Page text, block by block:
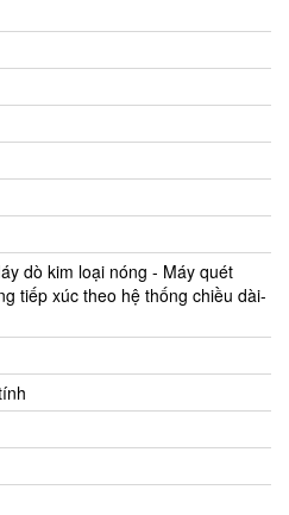
dò kim loại nóng - Máy quét
tiếp xúc theo hệ thống chiều dài-